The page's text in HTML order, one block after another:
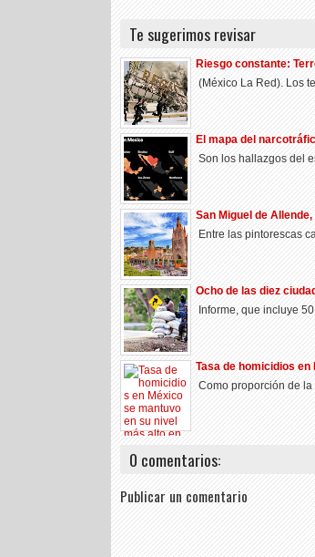
Te sugerimos revisar
Riesgo constante:
(México La Red). Los
El mapa del
Son los hallazgos del
San Miguel de
Entre las pintorescas
Ocho de las diez
Informe, que incluye
Tasa de homicidios
Como proporción de la
0 comentarios:
Publicar un comentario